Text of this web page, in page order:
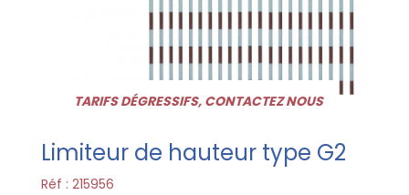
TARIFS DÉGRESSIFS, CONTACTEZ NOUS
Limiteur de hauteur type G2
Réf : 215956